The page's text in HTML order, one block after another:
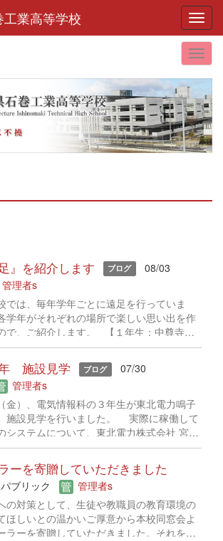
業高等学校
』を紹介します ブログ
08/03
管理者s
では、毎年学年ごとに遠足を行っていま
学年がそれぞれの場所で楽しい思い出を作
で、ご紹介します。 【１年生：中尊寺】
県平泉町に構える文化遺産、中尊寺に行
入学して初めての校外学習に、行きのバス
ンションの１年生でした。到着すると、ガ
のもと、学科ごとに中尊寺内を探索しまし
大さと美しさに見惚れている生徒もいれ
トクリームに夢中になる生徒も。。。歴史
つも、高校生らしい微笑ましい一幕となっ
帰り道のバスの中では、歩き疲れてぐっす
、今日撮ったばかりの写真を見せ合いなが
り合う生徒たちの姿が見られました。学科
との絆もより一層深まった一日となりまし
これからの学校生活のエネルギーに変え
げてほしいと思います。 【２年生：仙
】 ２年生は学科ごとに分かれ、八木山動
施設見学 ブログ
07/30
管理者s
金）、電気情報科の３年生が東北電力鳴子
施設見学を行いました。 実際に稼働して
システムについて、東北電力株式会社 宮城
ー 水力電気課の皆様から丁寧なご説明をい
ちは日頃の学習内容への理解をさらに深め
した。 現場での貴重な体験を通して、水
やその技術への関心を高めることができ、
間となりました。
ーを寄贈していただきました
パブリック
管理者s
の対策として、生徒や教職員の教育環境の
ほしいとの温かいご厚意から本校同窓会よ
ラーを寄贈していただきました。それを受